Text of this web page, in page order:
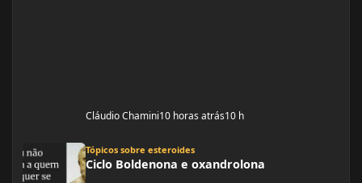
Cláudio Chamini10 horas atrás10 h
Tópicos sobre esteroides
Ciclo Boldenona e oxandrolona